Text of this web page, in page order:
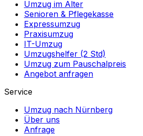
Umzug im Alter
Senioren & Pflegekasse
Expressumzug
Praxisumzug
IT-Umzug
Umzugshelfer (2 Std)
Umzug zum Pauschalpreis
Angebot anfragen
Service
Umzug nach Nürnberg
Über uns
Anfrage